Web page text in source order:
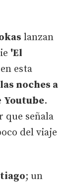
lanzan
'El
esta
noches a
Youtube.
que señala
del viaje
; un